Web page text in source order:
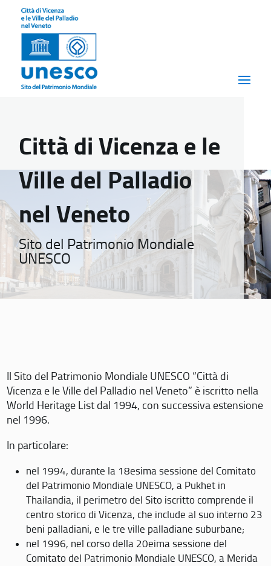
Città di Vicenza e le
Ville del Palladio
nel Veneto
Sito del Patrimonio Mondiale
UNESCO
Il Sito del Patrimonio Mondiale UNESCO “Città di
Vicenza e le Ville del Palladio nel Veneto” è iscritto nella
World Heritage List dal 1994, con successiva estensione
nel 1996.
In particolare:
nel 1994, durante la 18esima sessione del Comitato
del Patrimonio Mondiale UNESCO, a Pukhet in
Thailandia, il perimetro del Sito iscritto comprende il
centro storico di Vicenza, che include al suo interno 23
beni palladiani, e le tre ville palladiane suburbane;
nel 1996, nel corso della 20eima sessione del
Comitato del Patrimonio Mondiale UNESCO, a Merida